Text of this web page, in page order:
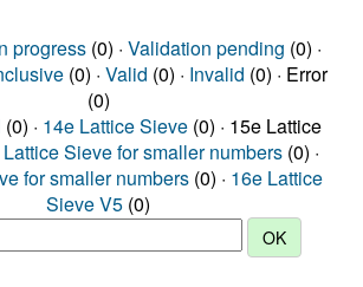
progress(0) · Validation pending (0) ·
(0) · Valid (0) · Invalid (0) · Error
(0)
(0) · 14e Lattice Sieve (0) · 15e Lattice
Sieve for smaller numbers (0) ·
for smaller numbers (0) · 16e Lattice
Sieve V5 (0)